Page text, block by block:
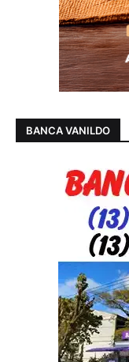
BANCA VANILDO